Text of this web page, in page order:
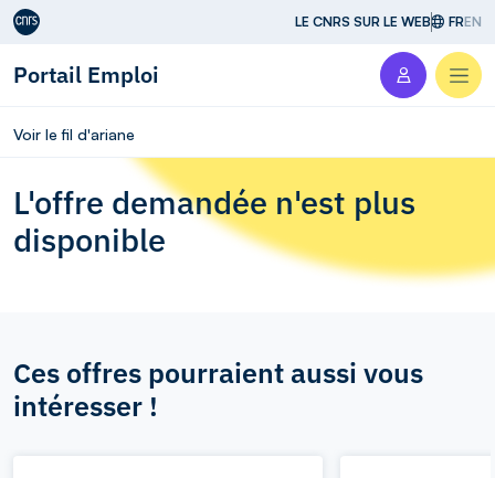
Aller au contenu LE CNRS SUR LE WEB FREN
Portail Emploi
Voir le fil d'ariane
L'offre demandée n'est plus
disponible
Ces offres pourraient aussi vous
intéresser !